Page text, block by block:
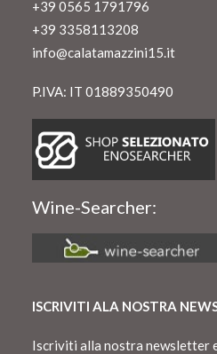
+39 0565 1791796
+39 3358113208
info@calatamazzini15.it
P.IVA: IT 01889350490
Wine-Searcher:
ISCRIVITI ALA NOSTRA
Iscriviti alla nostra newsletter